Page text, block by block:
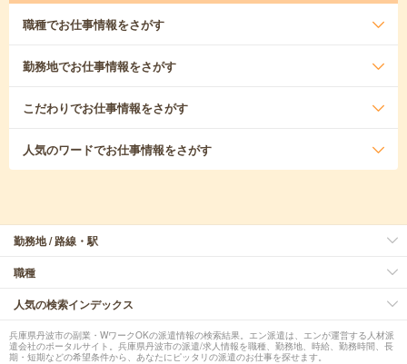
職種でお仕事情報をさがす
勤務地でお仕事情報をさがす
こだわりでお仕事情報をさがす
人気のワードでお仕事情報をさがす
勤務地 / 路線・駅
職種
人気の検索インデックス
兵庫県丹波市の副業・WワークOKの派遣情報の検索結果。エン派遣は、エンが運営する人材派
遣会社のポータルサイト。兵庫県丹波市の派遣/求人情報を職種、勤務地、時給、勤務時間、長
期・短期などの希望条件から、あなたにピッタリの派遣のお仕事を探せます。